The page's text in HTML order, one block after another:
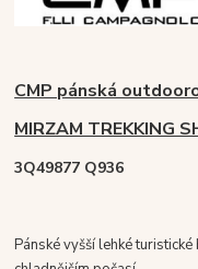
CMP pánská
MIRZAM TREKKING
3Q49877 Q936
Pánské vyšší lehké